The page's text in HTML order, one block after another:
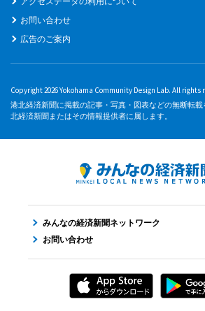
お問い合わせ
広告のご案内
Copyright 2026 Yokohama Community Design Lab. All rights
港北経済新聞に掲載の記事・写真・図表などの無断転
北経済新聞またはその情報提供者に属します。
みんなの経済新聞ネットワーク
お問い合わせ